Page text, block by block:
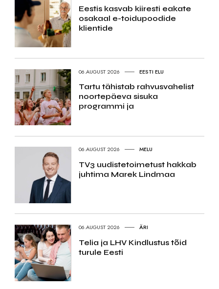
Eestis kasvab kiiresti eakate
osakaal e-toidupoodide
klientide
06.AUGUST 2026 EESTI ELU
Tartu tähistab rahvusvahelist
noortepäeva sisuka
programmi ja
06.AUGUST 2026 MELU
TV3 uudistetoimetust hakkab
juhtima Marek Lindmaa
06.AUGUST 2026 ÄRI
Telia ja LHV Kindlustus tõid
turule Eesti